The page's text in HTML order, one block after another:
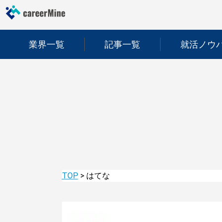
業界一覧 記事一覧 就活ノウ
TOP> はてな